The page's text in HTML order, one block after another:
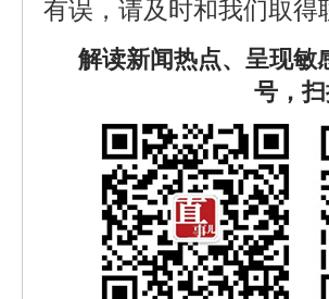
有误，请及时和我们取
解读新闻热点、呈现敏
号，